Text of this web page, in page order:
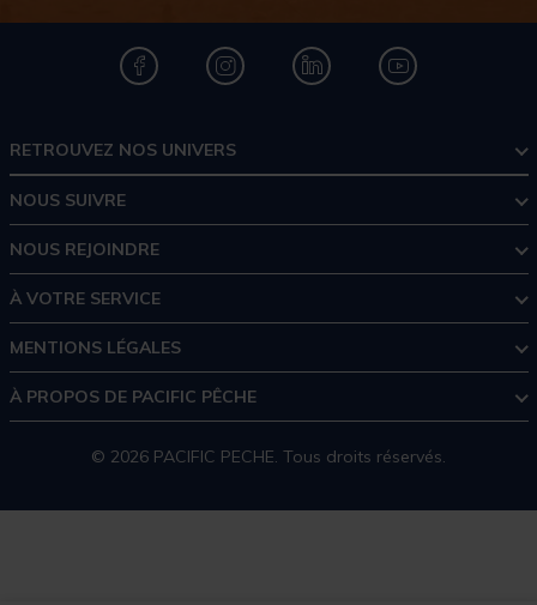
RETROUVEZ NOS UNIVERS
NOUS SUIVRE
NOUS REJOINDRE
À VOTRE SERVICE
MENTIONS LÉGALES
À PROPOS DE PACIFIC PÊCHE
© 2026 PACIFIC PECHE. Tous droits réservés.